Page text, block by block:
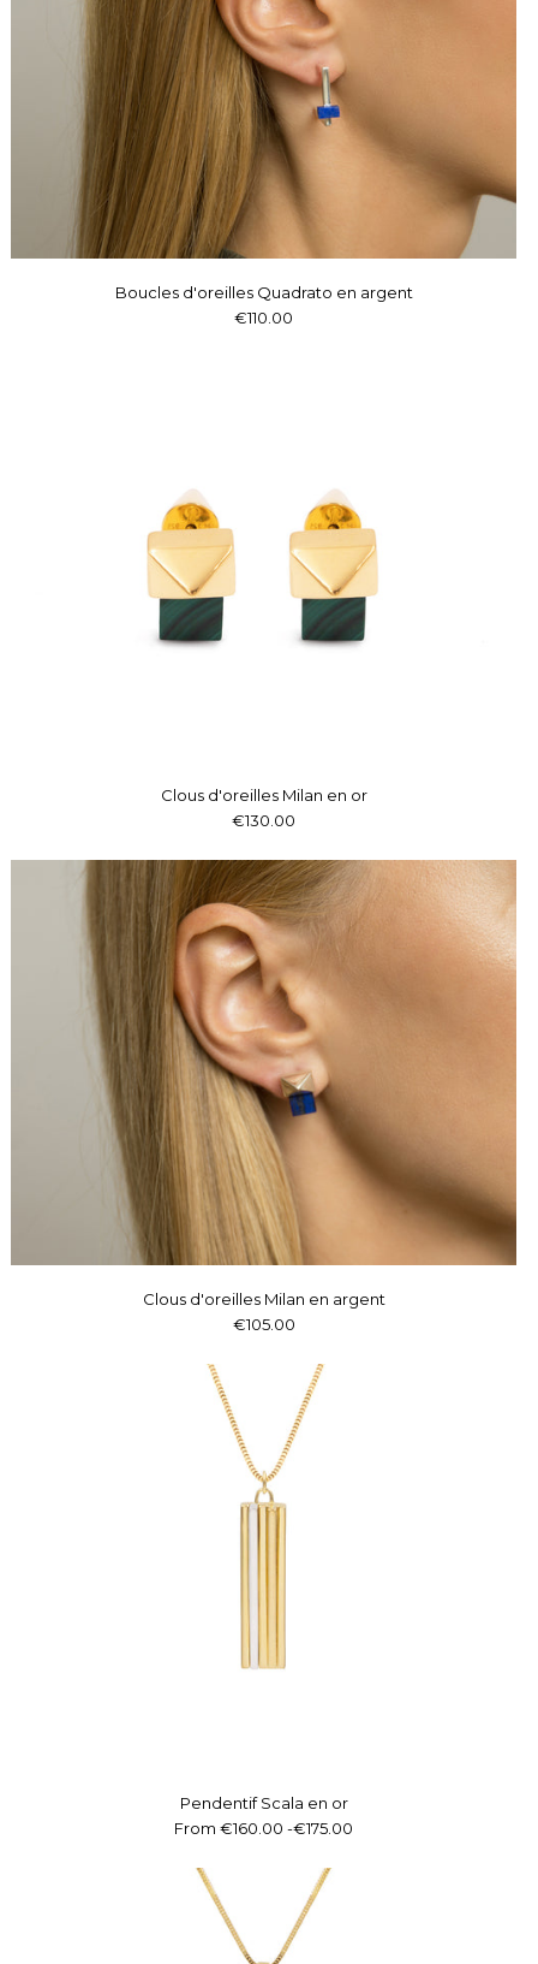
Boucles d'oreilles Quadrato en argent
€110.00
Clous d'oreilles Milan en or
€130.00
Clous d'oreilles Milan en argent
€105.00
Pendentif Scala en or
From€160.00 -€175.00